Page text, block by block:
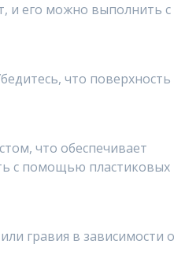
и его можно выполнить с
что поверхность
что обеспечивает
с помощью пластиковых
гравия в зависимости